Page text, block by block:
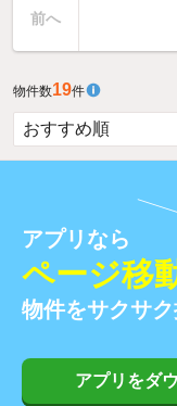
前へ
物件数19件
アプリなら
ページ移
物件をサクサク
アプリをダ